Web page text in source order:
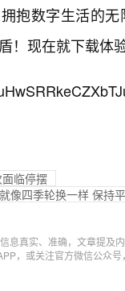
抱数字生活的
！现在就下载体
临停摆
像四季轮换一样 保持
息真实、准确，文章提及
，或关注官方微信公众